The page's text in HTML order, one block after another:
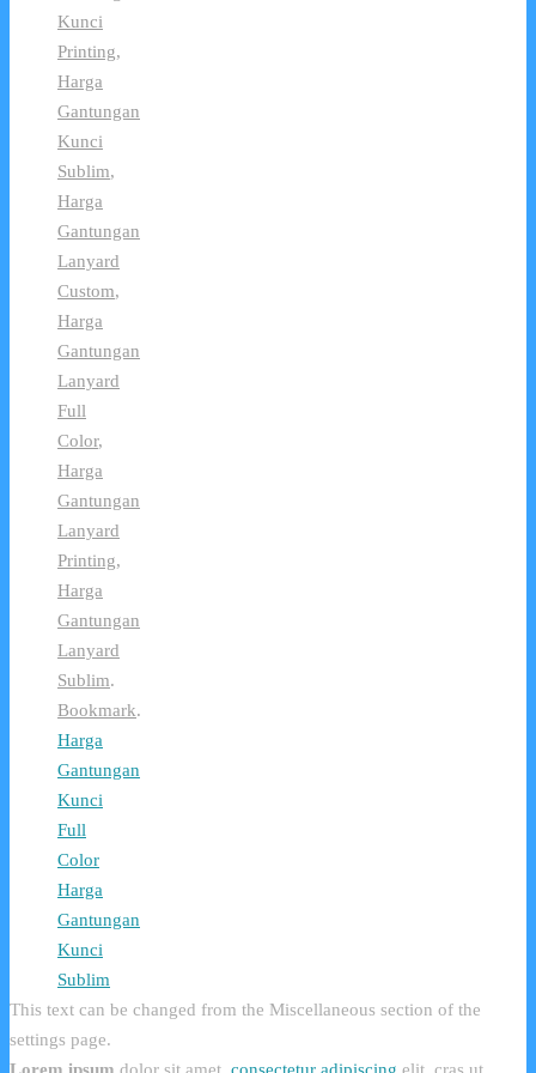
Kunci
Printing,
Harga
Gantungan
Kunci
Sublim,
Harga
Gantungan
Lanyard
Custom,
Harga
Gantungan
Lanyard
Full
Color,
Harga
Gantungan
Lanyard
Printing,
Harga
Gantungan
Lanyard
Sublim.
Bookmark.
Harga
Gantungan
Kunci
Full
Color
Harga
Gantungan
Kunci
Sublim
This text can be changed from the Miscellaneous section of the
settings page.